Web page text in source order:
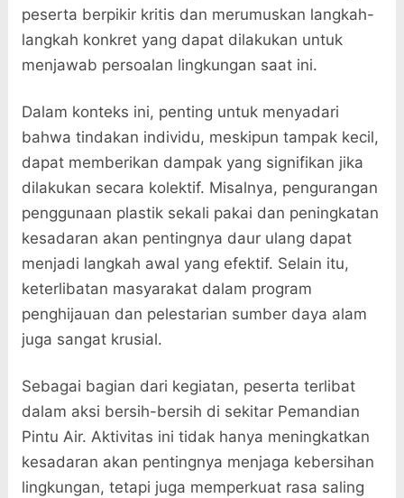
peserta berpikir kritis dan merumuskan langkah-
langkah konkret yang dapat dilakukan untuk
menjawab persoalan lingkungan saat ini.
Dalam konteks ini, penting untuk menyadari
bahwa tindakan individu, meskipun tampak kecil,
dapat memberikan dampak yang signifikan jika
dilakukan secara kolektif. Misalnya, pengurangan
penggunaan plastik sekali pakai dan peningkatan
kesadaran akan pentingnya daur ulang dapat
menjadi langkah awal yang efektif. Selain itu,
keterlibatan masyarakat dalam program
penghijauan dan pelestarian sumber daya alam
juga sangat krusial.
Sebagai bagian dari kegiatan, peserta terlibat
dalam aksi bersih-bersih di sekitar Pemandian
Pintu Air. Aktivitas ini tidak hanya meningkatkan
kesadaran akan pentingnya menjaga kebersihan
lingkungan, tetapi juga memperkuat rasa saling